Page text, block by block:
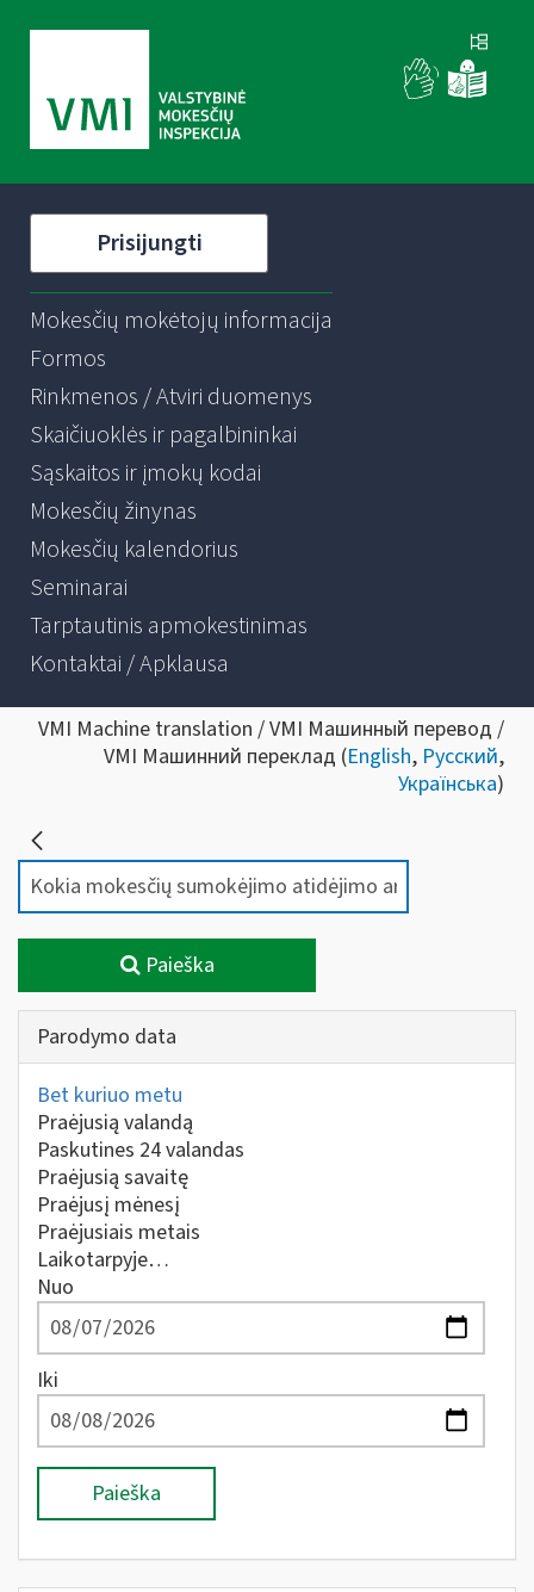
Prisijungti
Mokesčių mokėtojų informacija
Formos
Rinkmenos / Atviri duomenys
Skaičiuoklės ir pagalbininkai
Sąskaitos ir įmokų kodai
Mokesčių žinynas
Mokesčių kalendorius
Seminarai
Tarptautinis apmokestinimas
Kontaktai / Apklausa
VMI Machine translation / VMI Машинный перевод /
VMI Машинний переклад (English, Русский,
Українська)
Paieška
Parodymo data
Bet kuriuo metu
Praėjusią valandą
Paskutines 24 valandas
Praėjusią savaitę
Praėjusį mėnesį
Praėjusiais metais
Laikotarpyje…
Nuo
Iki
Paieška